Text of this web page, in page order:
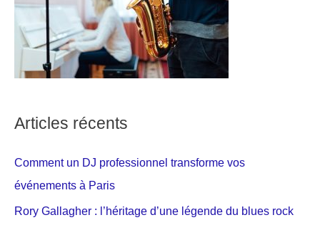
Articles récents
Comment un DJ professionnel transforme vos
événements à Paris
Rory Gallagher : l’héritage d’une légende du blues rock